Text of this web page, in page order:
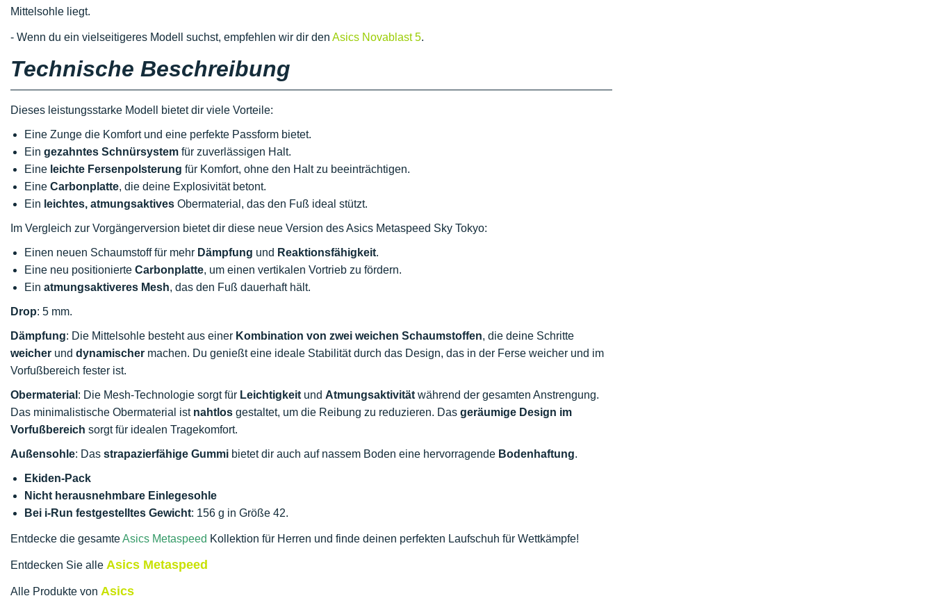
Mittelsohle liegt.
- Wenn du ein vielseitigeres Modell suchst, empfehlen wir dir den Asics Novablast 5.
Technische Beschreibung
Dieses leistungsstarke Modell bietet dir viele Vorteile:
Eine Zunge die Komfort und eine perfekte Passform bietet.
Ein gezahntes Schnürsystem für zuverlässigen Halt.
Eine leichte Fersenpolsterung für Komfort, ohne den Halt zu beeinträchtigen.
Eine Carbonplatte, die deine Explosivität betont.
Ein leichtes, atmungsaktives Obermaterial, das den Fuß ideal stützt.
Im Vergleich zur Vorgängerversion bietet dir diese neue Version des Asics Metaspeed Sky Tokyo:
Einen neuen Schaumstoff für mehr Dämpfung und Reaktionsfähigkeit.
Eine neu positionierte Carbonplatte, um einen vertikalen Vortrieb zu fördern.
Ein atmungsaktiveres Mesh, das den Fuß dauerhaft hält.
Drop: 5 mm.
Dämpfung: Die Mittelsohle besteht aus einer Kombination von zwei weichen Schaumstoffen, die deine Schritte
weicher und dynamischer machen. Du genießt eine ideale Stabilität durch das Design, das in der Ferse weicher und im
Vorfußbereich fester ist.
Obermaterial : Die Mesh-Technologie sorgt für Leichtigkeit und Atmungsaktivität während der gesamten Anstrengung.
Das minimalistische Obermaterial ist nahtlos gestaltet, um die Reibung zu reduzieren. Das geräumige Design im
Vorfußbereich sorgt für idealen Tragekomfort.
Außensohle: Das strapazierfähige Gummi bietet dir auch auf nassem Boden eine hervorragende Bodenhaftung.
Ekiden-Pack
Nicht herausnehmbare Einlegesohle
Bei i-Run festgestelltes Gewicht: 156 g in Größe 42.
Entdecke die gesamteAsics Metaspeed Kollektion für Herren und finde deinen perfekten Laufschuh für Wettkämpfe!
Entdecken Sie alle Asics Metaspeed
Alle Produkte von Asics